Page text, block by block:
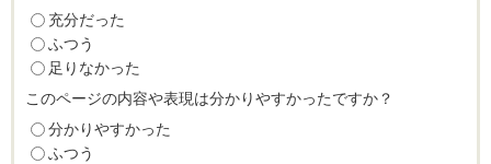
充分だった
ふつう
足りなかった
このページの内容や表現は分かりやすかったですか？
分かりやすかった
ふつう